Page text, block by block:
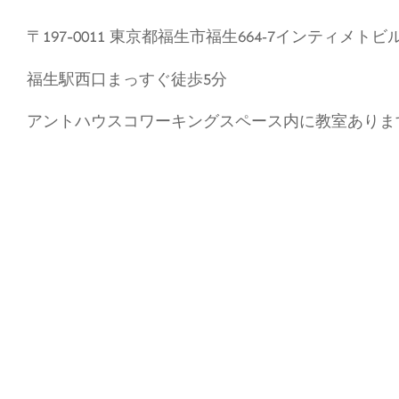
〒197-0011 東京都福生市福生664‐7インティメトビ
福生駅西口まっすぐ徒歩5分
アントハウスコワーキングスペース内に教室ありま